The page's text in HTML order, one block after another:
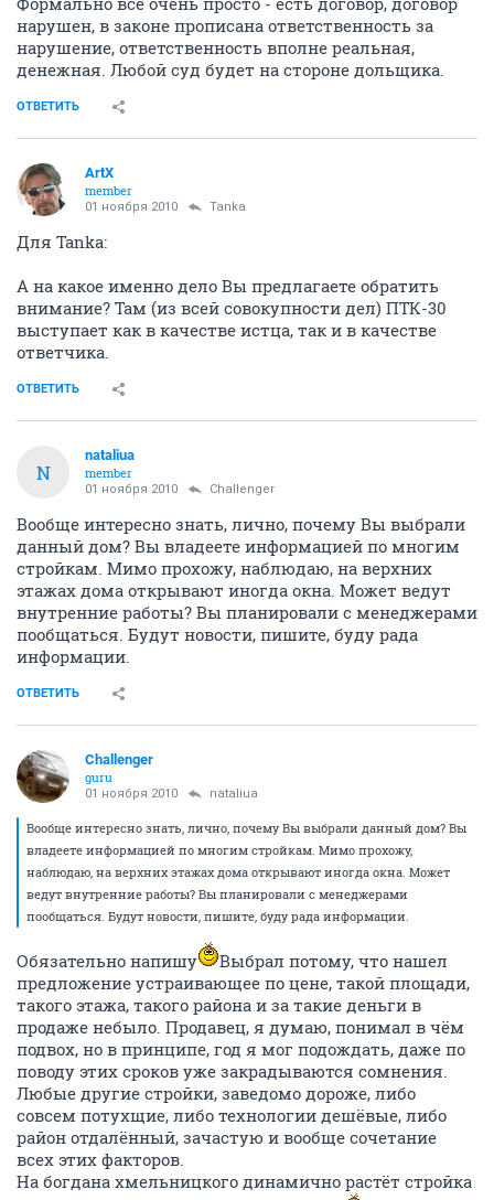
нарушен, в законе прописана ответственность за
нарушение, ответственность вполне реальная,
денежная. Любой суд будет на стороне дольщика.
ОТВЕТИТЬ
ArtX
member
01 ноября 2010 Tanka
Для Tanka:
А на какое именно дело Вы предлагаете обратить
внимание? Там (из всей совокупности дел) ПТК-30
выступает как в качестве истца, так и в качестве
ответчика.
ОТВЕТИТЬ
N
nataliua
member
01 ноября 2010 Challenger
Вообще интересно знать, лично, почему Вы выбрали
данный дом? Вы владеете информацией по многим
стройкам. Мимо прохожу, наблюдаю, на верхних
этажах дома открывают иногда окна. Может ведут
внутренние работы? Вы планировали с менеджерами
пообщаться. Будут новости, пишите, буду рада
информации.
ОТВЕТИТЬ
Challenger
guru
01 ноября 2010 nataliua
Вообще интересно знать, лично, почему Вы выбрали данный дом? Вы
владеете информацией по многим стройкам. Мимо прохожу,
наблюдаю, на верхних этажах дома открывают иногда окна. Может
ведут внутренние работы? Вы планировали с менеджерами
пообщаться. Будут новости, пишите, буду рада информации.
Обязательно напишу
Выбрал потому, что нашел
предложение устраивающее по цене, такой площади,
такого этажа, такого района и за такие деньги в
продаже небыло. Продавец, я думаю, понимал в чём
подвох, но в принципе, год я мог подождать, даже по
поводу этих сроков уже закрадываются сомнения.
Любые другие стройки, заведомо дороже, либо
совсем потухщие, либо технологии дешёвые, либо
район отдалённый, зачастую и вообще сочетание
всех этих факторов.
На богдана хмельницкого динамично растёт стройка